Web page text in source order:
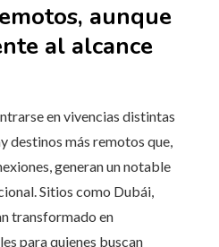
aunque
al alcance
en vivencias distintas
destinos más remotos que,
generan un notable
Sitios como Dubái,
transformado en
para quienes buscan